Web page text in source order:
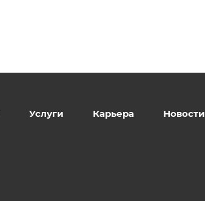
Услуги Карьера Новости